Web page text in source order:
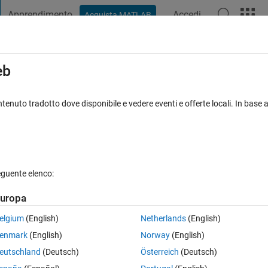
Apprendimento Acquista MATLAB Accedi
with Simulink Design Optimization
GUI in MATLAB versions 2024a and 2024b (not before): I can see
tradotto dove disponibile e vedere eventi e offerte locali. In
elenco:
(English)
(English)
(Deutsch)
Netherlands(English)
Norway(English)
Österreich (Deutsch)